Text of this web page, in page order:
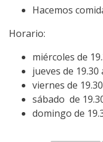
Hacemos
Horario:
miércoles de
jueves de 19.30
viernes de
sábado de
domingo de